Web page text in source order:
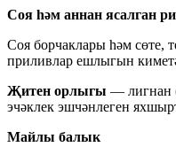
Соя һәм аннан ясалган
Соя борчаклары һәм сөте,
приливлар ешлыгын
Җитен орлыгы — лигнан
эчәклек эшчәнлеген
Майлы балык